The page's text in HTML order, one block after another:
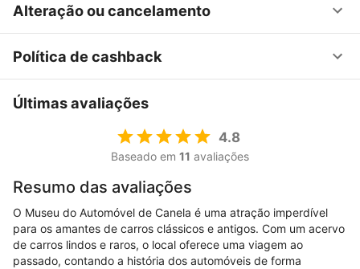
Alteração ou cancelamento
Política de cashback
Últimas avaliações
4.8
Baseado em 11 avaliações
Resumo das avaliações
O Museu do Automóvel de Canela é uma atração imperdível
para os amantes de carros clássicos e antigos. Com um acervo
de carros lindos e raros, o local oferece uma viagem ao
passado, contando a história dos automóveis de forma